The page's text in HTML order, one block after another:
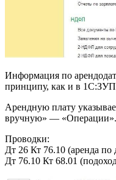
Информация по
принципу, как и в
Арендную плату
вручную» — «Операции».
Проводки:
Дт 26 Кт 76.10 (аренда по
Дт 76.10 Кт 68.01